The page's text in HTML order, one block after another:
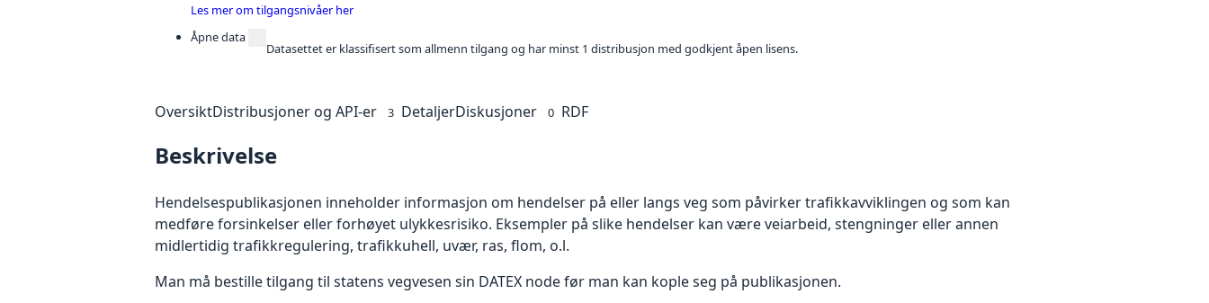
Les mer om tilgangsnivåer her
Åpne data
Datasettet er klassifisert som allmenn tilgang og har minst 1 distribusjon med godkjent åpen lisens.
OversiktDistribusjoner og API-er 3 DetaljerDiskusjoner 0 RDF
Beskrivelse
Hendelsespublikasjonen inneholder informasjon om hendelser på eller langs veg som påvirker trafikkavviklingen og som kan
medføre forsinkelser eller forhøyet ulykkesrisiko. Eksempler på slike hendelser kan være veiarbeid, stengninger eller annen
midlertidig trafikkregulering, trafikkuhell, uvær, ras, flom, o.l.
Man må bestille tilgang til statens vegvesen sin DATEX node før man kan kople seg på publikasjonen.